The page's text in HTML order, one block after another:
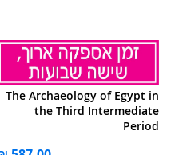
The Archaeology of Egypt in
the Third Intermediate
Period